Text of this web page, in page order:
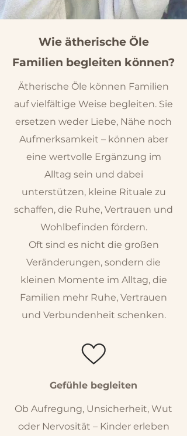
Wie ätherische Öle
Familien begleiten können?
Ätherische Öle können Familien
auf vielfältige Weise begleiten. Sie
ersetzen weder Liebe, Nähe noch
Aufmerksamkeit – können aber
eine wertvolle Ergänzung im
Alltag sein und dabei
unterstützen, kleine Rituale zu
schaffen, die Ruhe, Vertrauen und
Wohlbefinden fördern.
Oft sind es nicht die großen
Veränderungen, sondern die
kleinen Momente im Alltag, die
Familien mehr Ruhe, Vertrauen
und Verbundenheit schenken.
Gefühle begleiten
Ob Aufregung, Unsicherheit, Wut
oder Nervosität – Kinder erleben